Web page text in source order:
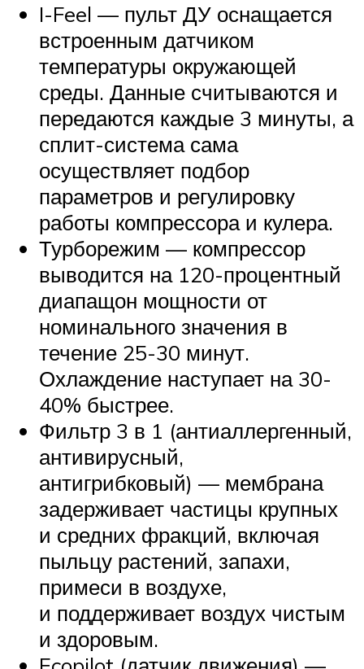
I-Feel — пульт ДУ оснащается
встроенным датчиком
температуры окружающей
среды. Данные считываются и
передаются каждые 3 минуты, а
сплит-система сама
осуществляет подбор
параметров и регулировку
работы компрессора и кулера.
Турборежим — компрессор
выводится на 120-процентный
диапащон мощности от
номинального значения в
течение 25-30 минут.
Охлаждение наступает на 30-
40% быстрее.
Фильтр 3 в 1 (антиаллергенный,
антивирусный,
антигрибковый) — мембрана
задерживает частицы крупных
и средних фракций, включая
пыльцу растений, запахи,
примеси в воздухе,
и поддерживает воздух чистым
и здоровым.